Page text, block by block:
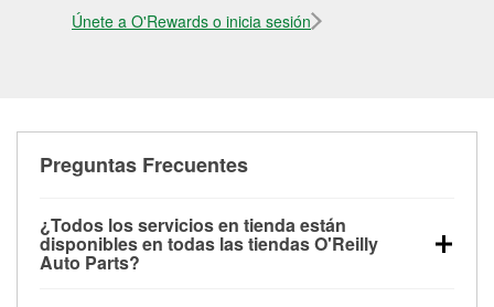
Únete a O'Rewards o inicia sesión
Preguntas Frecuentes
¿Todos los servicios en tienda están
disponibles en todas las tiendas O'Reilly
Auto Parts?